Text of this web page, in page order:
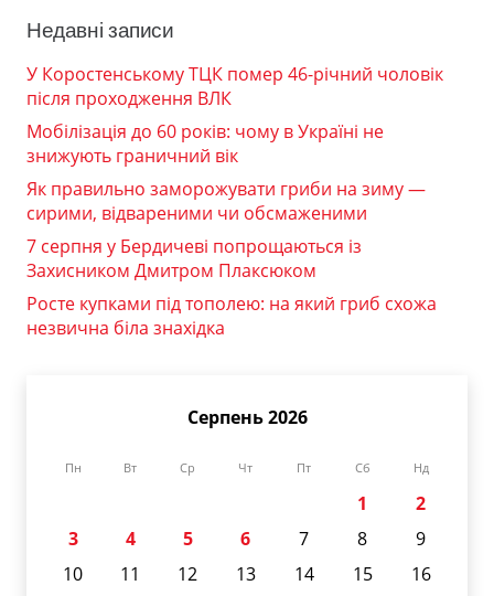
Недавні записи
У Коростенському ТЦК помер 46-річний чоловік
після проходження ВЛК
Мобілізація до 60 років: чому в Україні не
знижують граничний вік
Як правильно заморожувати гриби на зиму —
сирими, відвареними чи обсмаженими
7 серпня у Бердичеві попрощаються із
Захисником Дмитром Плаксюком
Росте купками під тополею: на який гриб схожа
незвична біла знахідка
Серпень 2026
Пн Вт Ср Чт Пт Сб Нд
1
2
3
4 5 6 7 8
9
10
11 12 13 14 15
16